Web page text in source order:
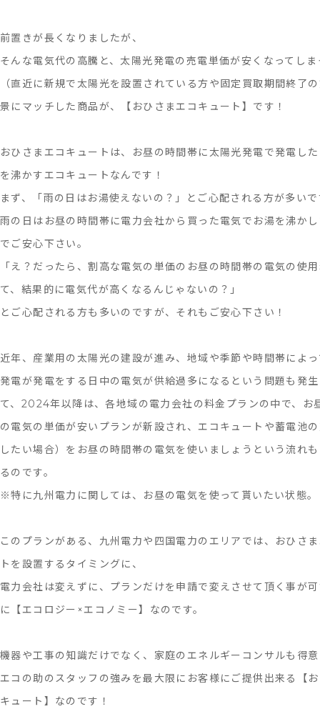
前置きが長くなりましたが、
そんな電気代の高騰と、太陽光発電の売電単価が安くなってしま
（直近に新規で太陽光を設置されている方や固定買取期間終了
景にマッチした商品が、【おひさまエコキュート】です！
おひさまエコキュートは、お昼の時間帯に太陽光発電で発電し
を沸かすエコキュートなんです！
まず、「雨の日はお湯使えないの？」とご心配される方が多い
雨の日はお昼の時間帯に電力会社から買った電気でお湯を沸か
でご安心下さい。
「え？だったら、割高な電気の単価のお昼の時間帯の電気の使
て、結果的に電気代が高くなるんじゃないの？」
とご心配される方も多いのですが、それもご安心下さい！
近年、産業用の太陽光の建設が進み、地域や季節や時間帯によ
発電が発電をする日中の電気が供給過多になるという問題も発
て、2024年以降は、各地域の電力会社の料金プランの中で、お
の電気の単価が安いプランが新設され、エコキュートや蓄電池
したい場合）をお昼の時間帯の電気を使いましょうという流れ
るのです。
※特に九州電力に関しては、お昼の電気を使って貰いたい状態。
このプランがある、九州電力や四国電力のエリアでは、おひさ
トを設置するタイミングに、
電力会社は変えずに、プランだけを申請で変えさせて頂く事が
に【エコロジー×エコノミー】なのです。
機器や工事の知識だけでなく、家庭のエネルギーコンサルも得
エコの助のスタッフの強みを最大限にお客様にご提供出来る【
キュート】なのです！